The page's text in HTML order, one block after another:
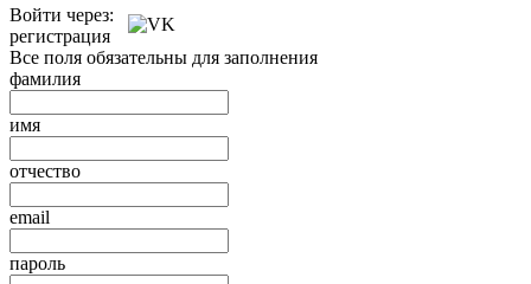
Войти через:
регистрация
Все поля обязательны для заполнения
фамилия
имя
отчество
email
пароль